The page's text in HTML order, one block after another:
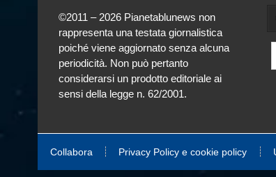
©2011 – 2026 Pianetablunews non
rappresenta una testata giornalistica
poiché viene aggiornato senza alcuna
periodicità. Non può pertanto
considerarsi un prodotto editoriale ai
sensi della legge n. 62/2001.
Collabora Privacy Policy e cookie policy